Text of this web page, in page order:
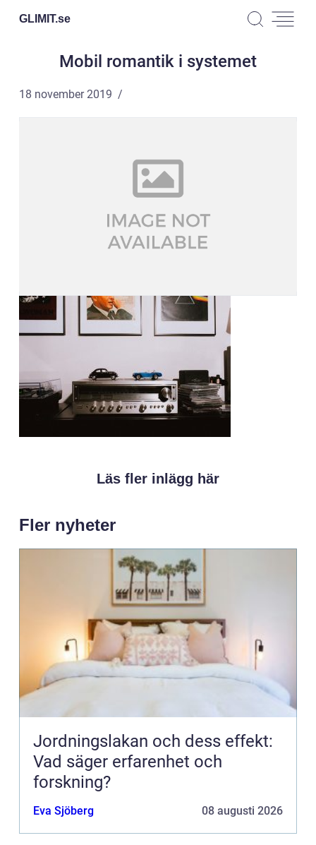
GLIMIT.se
Mobil romantik i systemet
18 november 2019
Läs fler inlägg här
Fler nyheter
Jordningslakan och dess effekt:
Vad säger erfarenhet och
forskning?
Eva Sjöberg 08 augusti 2026